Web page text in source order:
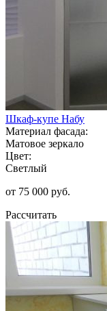
Шкаф-купе Набу
Материал фасада:
Матовое зеркало
Цвет:
Светлый
от 75 000 руб.
Рассчитать